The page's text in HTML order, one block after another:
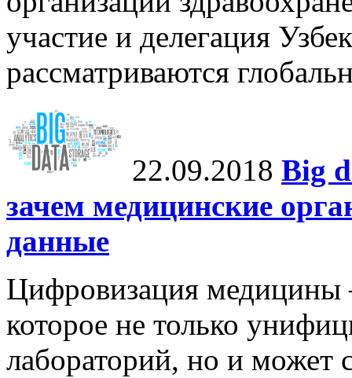
участие и делегация
рассматриваются
22.09.2018 Big
зачем медицинские
данные
Цифровизация медицины
которое не только
лабораторий, но и может